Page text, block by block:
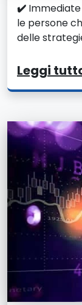
✔️
le persone
delle
Leggi